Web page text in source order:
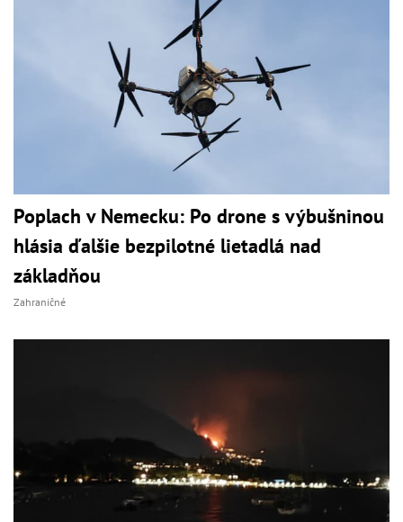
Poplach v Nemecku: Po drone s výbušninou
hlásia ďalšie bezpilotné lietadlá nad
základňou
Zahraničné